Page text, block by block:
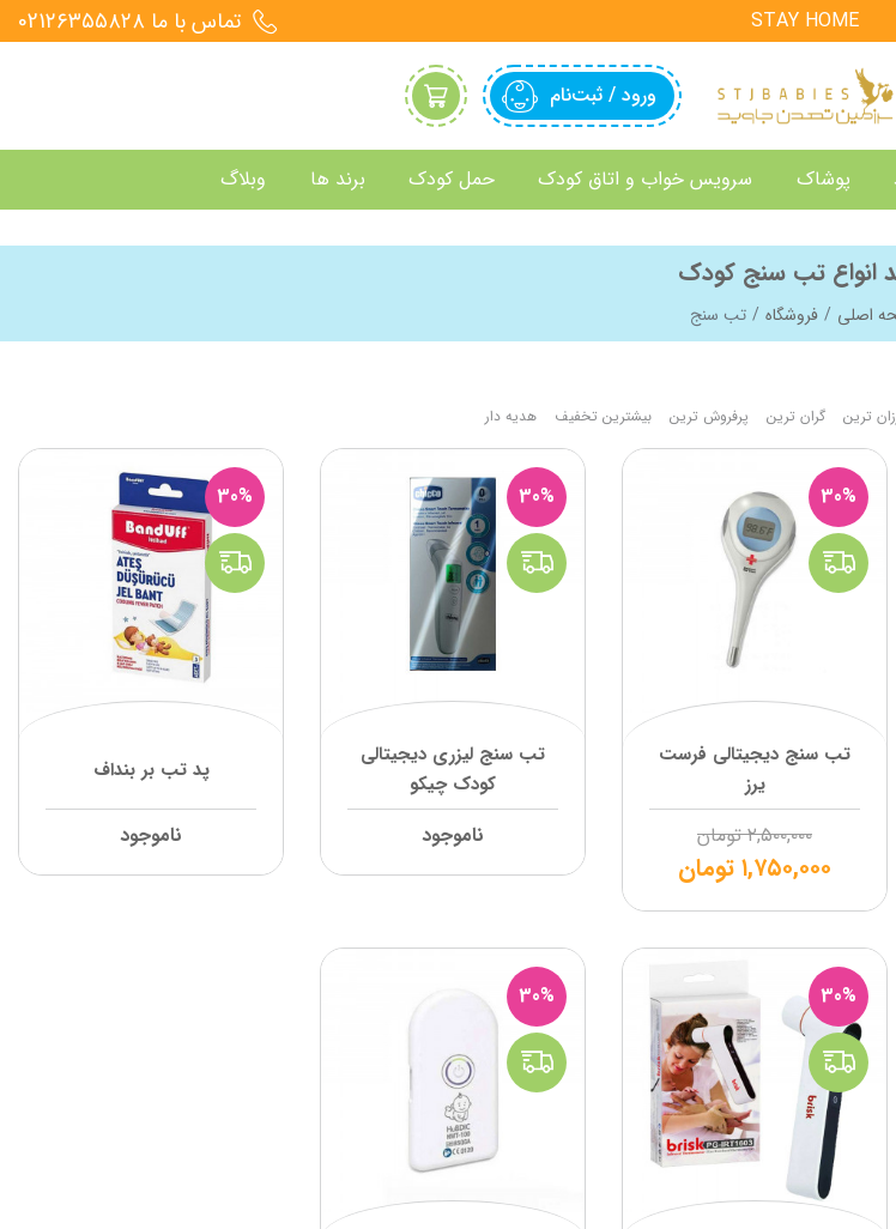
STAY HOME تماس با ما 021۲۶۳۵۵۸۲۸
ورود / ثبت‌نام
پوشاک سرویس خواب و اتاق کودک حمل کودک برند ها وبلاگ
انواع تب سنج کودک
اصلی فروشگاه تب سنج
ترین گران ترین پرفروش ترین بیشترین تخفیف هدیه دار
30%
تب سنج دیجیتالی فرست
یرز
۲,۵۰۰,۰۰۰ تومان
۱,۷۵۰,۰۰۰تومان
30%
تب سنج لیزری دیجیتالی
کودک چیکو
ناموجود
30%
پد تب بر بنداف
ناموجود
30%
30%